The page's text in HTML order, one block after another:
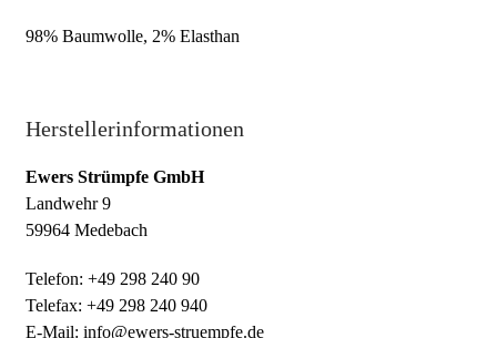
98% Baumwolle, 2% Elasthan
Herstellerinformationen
Ewers Strümpfe GmbH
Landwehr 9
59964 Medebach
Telefon: +49 298 240 90
Telefax: +49 298 240 940
E-Mail: info@ewers-struempfe.de